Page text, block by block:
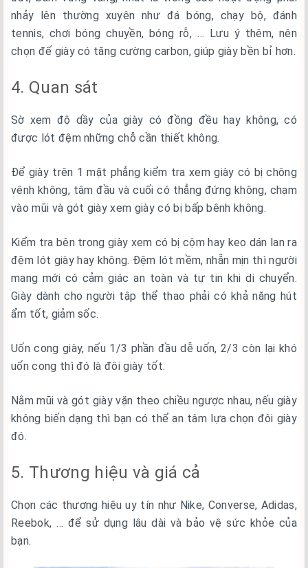
nhảy lên thường xuyên như đá bóng, chạy bộ, đánh
tennis, chơi bóng chuyền, bóng rỗ, … Lưu ý thêm, nên
chọn đế giày có tăng cường carbon, giúp giày bền bỉ hơn.
4. Quan sát
Sờ xem độ dầy của giày có đồng đều hay không, có
được lót đệm những chỗ cần thiết không.
Để giày trên 1 mặt phẳng kiểm tra xem giày có bị chông
vênh không, tâm đầu và cuối có thẳng đứng không, chạm
vào mũi và gót giày xem giày có bị bấp bênh không.
Kiểm tra bên trong giày xem có bị cộm hay keo dán lan ra
đệm lót giày hay không. Đệm lót mềm, nhẵn mịn thì người
mang mới có cảm giác an toàn và tự tin khi di chuyển.
Giày dành cho người tập thể thao phải có khả năng hút
ẩm tốt, giảm sốc.
Uốn cong giày, nếu 1/3 phần đầu dễ uốn, 2/3 còn lại khó
uốn cong thì đó là đôi giày tốt.
Nắm mũi và gót giày vặn theo chiều ngược nhau, nếu giày
không biến dạng thì bạn có thể an tâm lựa chọn đôi giày
đó.
5. Thương hiệu và giá cả
Chọn các thương hiệu uy tín như Nike, Converse, Adidas,
Reebok, … để sử dụng lâu dài và bảo vệ sức khỏe của
bạn.